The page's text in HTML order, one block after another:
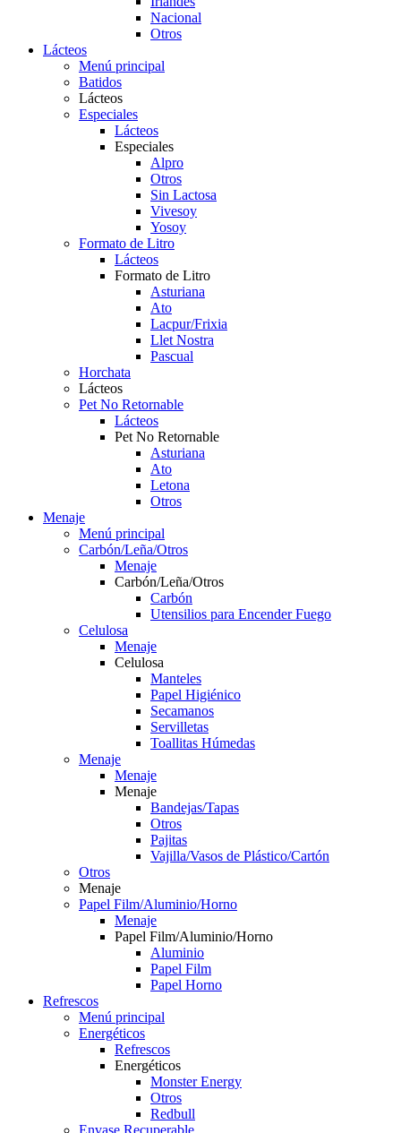
Nacional
Otros
Lácteos
Menú principal
Batidos
Lácteos
Especiales
Lácteos
Especiales
Alpro
Otros
Sin Lactosa
Vivesoy
Yosoy
Formato de Litro
Lácteos
Formato de Litro
Asturiana
Ato
Lacpur/Frixia
Llet Nostra
Pascual
Horchata
Lácteos
Pet No Retornable
Lácteos
Pet No Retornable
Asturiana
Ato
Letona
Otros
Menaje
Menú principal
Carbón/Leña/Otros
Menaje
Carbón/Leña/Otros
Carbón
Utensilios para Encender Fuego
Celulosa
Menaje
Celulosa
Manteles
Papel Higiénico
Secamanos
Servilletas
Toallitas Húmedas
Menaje
Menaje
Menaje
Bandejas/Tapas
Otros
Pajitas
Vajilla/Vasos de Plástico/Cartón
Otros
Menaje
Papel Film/Aluminio/Horno
Menaje
Papel Film/Aluminio/Horno
Aluminio
Papel Film
Papel Horno
Refrescos
Menú principal
Energéticos
Refrescos
Energéticos
Monster Energy
Otros
Redbull
Envase Recuperable